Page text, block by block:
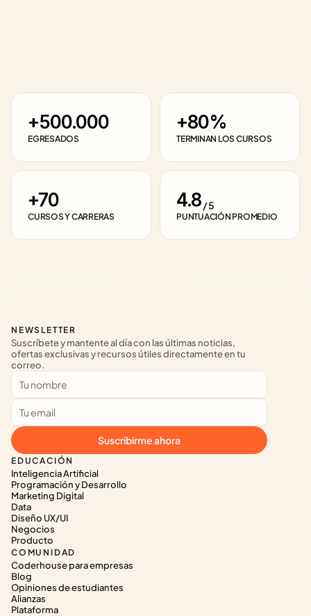
+500.000
EGRESADOS
+80%
TERMINAN LOS CURSOS
+70
CURSOS Y CARRERAS
4.8 / 5
PUNTUACIÓN PROMEDIO
EDUCACIÓN
Inteligencia Artificial
Programación y Desarrollo
Marketing Digital
Data
Diseño UX/UI
Negocios
Producto
COMUNIDAD
Coderhouse para empresas
Blog
Opiniones de estudiantes
Alianzas
Plataforma
NEWSLETTER
Suscríbete y mantente al día con las últimas noticias,
ofertas exclusivas y recursos útiles directamente en tu
correo.
Suscribirme ahora